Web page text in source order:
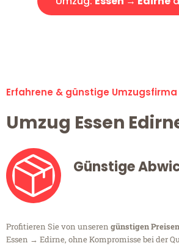
Erfahrene & günstige Umzugsfirma
Umzug Essen
Günstige
Profitieren Sie von unseren günstigen Preisen
Essen → Edirne, ohne Kompromisse bei der